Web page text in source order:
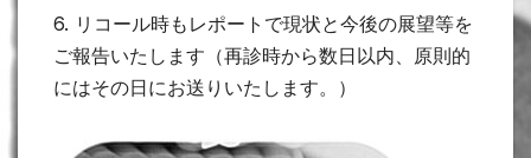
6. リコール時もレポートで現状と今後の展望等を
ご報告いたします（再診時から数日以内、原則的
にはその日にお送りいたします。）